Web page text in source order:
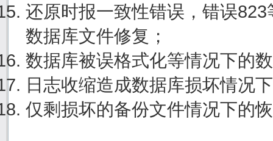
还原时报一致性错误，错误
数据库文件修复；
数据库被误格式化等情况下的
日志收缩造成数据库损坏情况
仅剩损坏的备份文件情况下的